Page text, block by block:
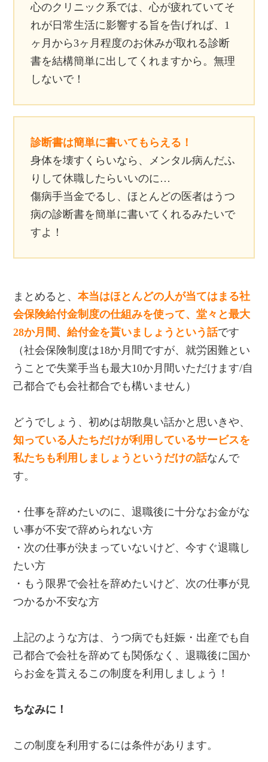
心のクリニック系では、心が疲れていてそ
れが日常生活に影響する旨を告げれば、1
ヶ月から3ヶ月程度のお休みが取れる診断
書を結構簡単に出してくれますから。無理
しないで！
診断書は簡単に書いてもらえる！
身体を壊すくらいなら、メンタル病んだふ
りして休職したらいいのに…
傷病手当金でるし、ほとんどの医者はうつ
病の診断書を簡単に書いてくれるみたいで
すよ！
まとめると、本当はほとんどの人が当てはまる社
会保険給付金制度の仕組みを使って、堂々と最大
28か月間、給付金を貰いましょうという話です
（社会保険制度は18か月間ですが、就労困難とい
うことで失業手当も最大10か月間いただけます/自
己都合でも会社都合でも構いません）
どうでしょう、初めは胡散臭い話かと思いきや、
知っている人たちだけが利用しているサービスを
私たちも利用しましょうというだけの話なんで
す。
・仕事を辞めたいのに、退職後に十分なお金がな
い事が不安で辞められない方
・次の仕事が決まっていないけど、今すぐ退職し
たい方
・もう限界で会社を辞めたいけど、次の仕事が見
つかるか不安な方
上記のような方は、うつ病でも妊娠・出産でも自
己都合で会社を辞めても関係なく、退職後に国か
らお金を貰えるこの制度を利用しましょう！
ちなみに！
この制度を利用するには条件があります。